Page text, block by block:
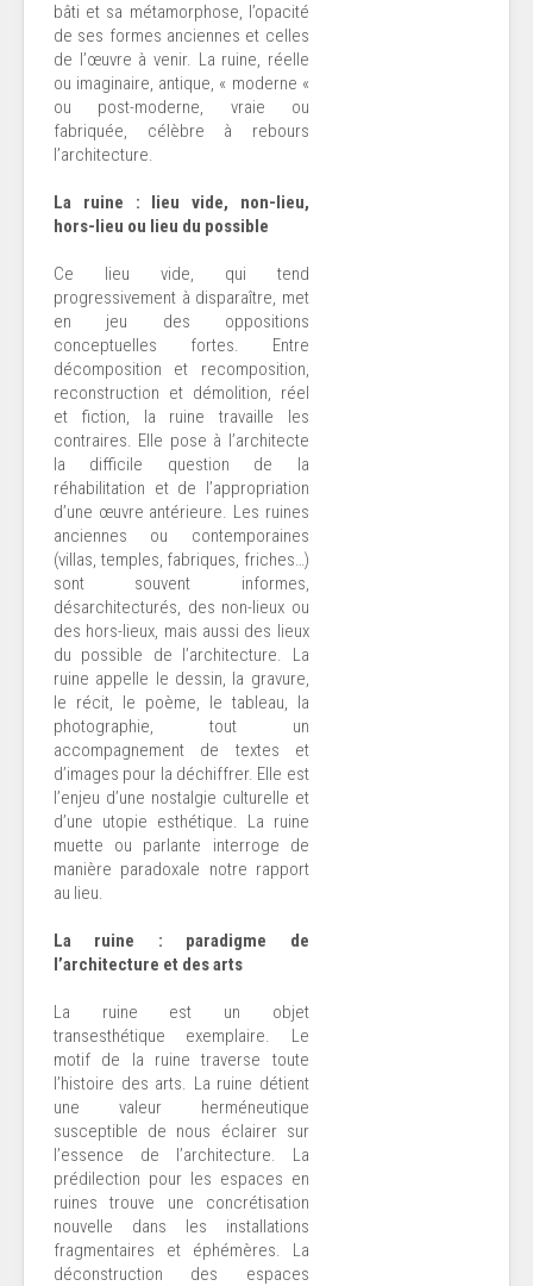
bâti et sa métamorphose, l’opacité
de ses formes anciennes et celles
de l’œuvre à venir. La ruine, réelle
ou imaginaire, antique, « moderne «
ou post-moderne, vraie ou
fabriquée, célèbre à rebours
l’architecture.
La ruine : lieu vide, non-lieu,
hors-lieu ou lieu du possible
Ce lieu vide, qui tend
progressivement à disparaître, met
en jeu des oppositions
conceptuelles fortes. Entre
décomposition et recomposition,
reconstruction et démolition, réel
et fiction, la ruine travaille les
contraires. Elle pose à l’architecte
la difficile question de la
réhabilitation et de l’appropriation
d’une œuvre antérieure. Les ruines
anciennes ou contemporaines
(villas, temples, fabriques, friches…)
sont souvent informes,
désarchitecturés, des non-lieux ou
des hors-lieux, mais aussi des lieux
du possible de l’architecture. La
ruine appelle le dessin, la gravure,
le récit, le poème, le tableau, la
photographie, tout un
accompagnement de textes et
d’images pour la déchiffrer. Elle est
l’enjeu d’une nostalgie culturelle et
d’une utopie esthétique. La ruine
muette ou parlante interroge de
manière paradoxale notre rapport
au lieu.
La ruine : paradigme de
l’architecture et des arts
La ruine est un objet
transesthétique exemplaire. Le
motif de la ruine traverse toute
l’histoire des arts. La ruine détient
une valeur herméneutique
susceptible de nous éclairer sur
l’essence de l’architecture. La
prédilection pour les espaces en
ruines trouve une concrétisation
nouvelle dans les installations
fragmentaires et éphémères. La
déconstruction des espaces